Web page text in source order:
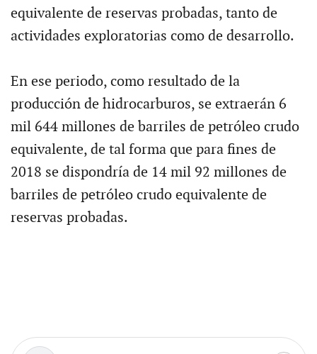
equivalente de reservas probadas, tanto de
actividades exploratorias como de desarrollo.
En ese periodo, como resultado de la
producción de hidrocarburos, se extraerán 6
mil 644 millones de barriles de petróleo crudo
equivalente, de tal forma que para fines de
2018 se dispondría de 14 mil 92 millones de
barriles de petróleo crudo equivalente de
reservas probadas.